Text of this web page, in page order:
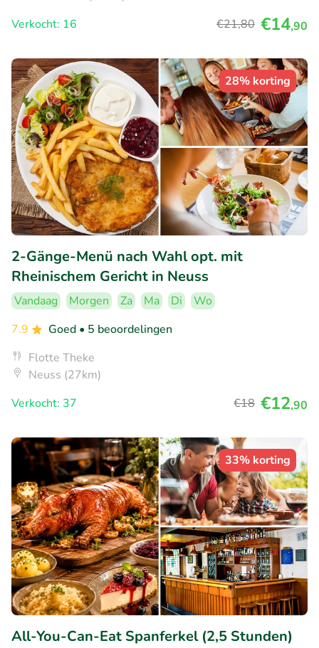
Verkocht: 16
€21,80 €14,90
28% korting
2-Gänge-Menü nach Wahl opt. mit
Rheinischem Gericht in Neuss
Vandaag Morgen Za Ma Di
Wo
7.9
Goed • 5 beoordelingen
Flotte Theke
Neuss (27km)
Verkocht: 37
€18 €12,90
33% korting
All-You-Can-Eat Spanferkel (2,5 Stunden)